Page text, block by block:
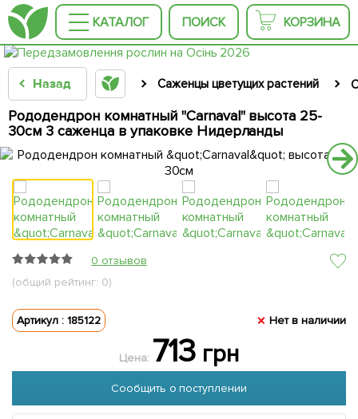
КАТАЛОГ ПОИСК КОРЗИНА
Назад Саженцы цветущих растений
Рододендрон комнатный "Carnaval" высота 25-
30см 3 саженца в упаковке Нидерланды
0 отзывов
(общий рейтинг: 0)
Артикул : 185122 Нет в наличии
Цена: 713 грн
Сообщить о поступлении